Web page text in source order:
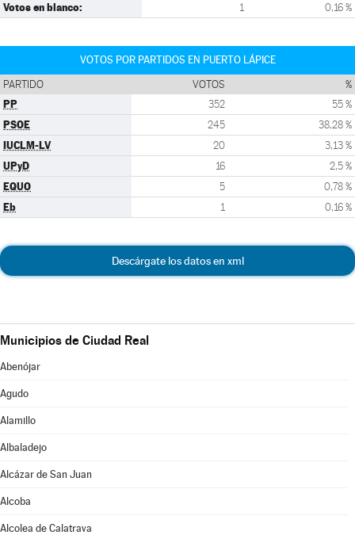
Votos en blanco: 1 0,16 %
VOTOS POR PARTIDOS EN PUERTO LÁPICE
PARTIDO VOTOS %
PP 352 55 %
PSOE 245 38,28 %
IUCLM-LV 20 3,13 %
UPyD 16 2,5 %
EQUO 5 0,78 %
Eb 1 0,16 %
Descárgate los datos en xml
Municipios de Ciudad Real
Abenójar
Agudo
Alamillo
Albaladejo
Alcázar de San Juan
Alcoba
Alcolea de Calatrava